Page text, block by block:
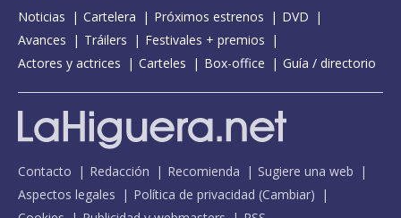
Noticias Cartelera Próximos estrenos
DVD
Avances
Tráilers
Festivales + premios
Actores y actrices
Carteles Box-office Guía / directorio
Contacto Redacción Recomienda
Sugiere una web
Aspectos legales
Política de privacidad (Cambiar)